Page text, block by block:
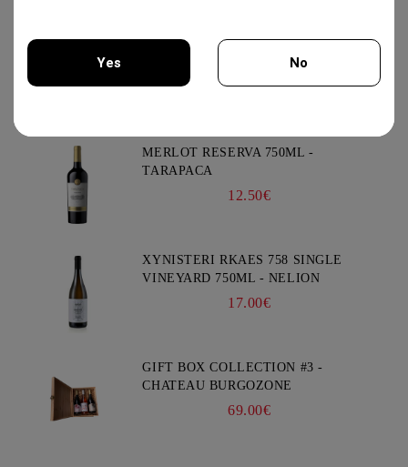
IRIS CREATION 750ML - CHATEAU
25.00€
MERLOT RESERVA 750ML -
TARAPACA
12.50€
XYNISTERI RKAES 758 SINGLE
VINEYARD 750ML - NELION
17.00€
GIFT BOX COLLECTION #3 -
CHATEAU BURGOZONE
69.00€
Yes No